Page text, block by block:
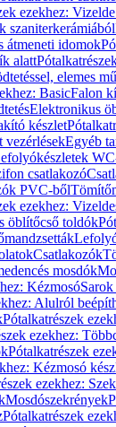
ezekhez:
szaniterkerámiából
átmeneti idomok
alatt
elemes
BasicFalon
Elektronikus
készlet
vezérlésekEgyéb
csatlakozó
PVC-ből
ezekhez:
öblítőcső toldók
Csatlakozók
mosdók
Kézmosó
Alulról
Pótalkatrészek
ezekhez:
Pótalkatrészek
Kézmosó
ezekhez:
Mosdószekrények
Pótalkatrészek